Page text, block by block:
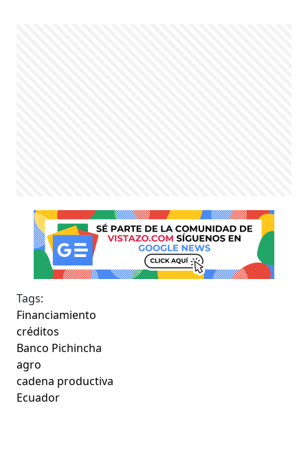
Tags:
Financiamiento
créditos
Banco Pichincha
agro
cadena productiva
Ecuador